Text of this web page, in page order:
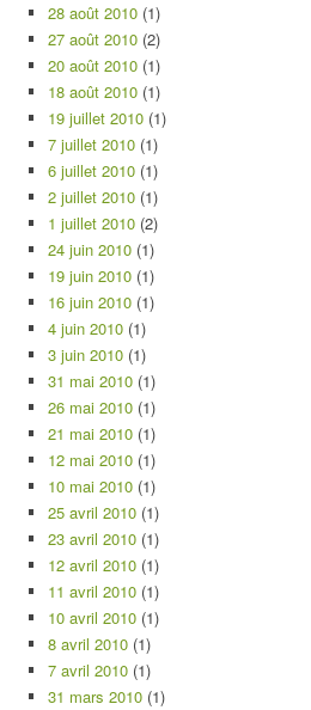
28 août 2010 (1)
27 août 2010 (2)
20 août 2010 (1)
18 août 2010 (1)
19 juillet 2010 (1)
7 juillet 2010 (1)
6 juillet 2010 (1)
2 juillet 2010 (1)
1 juillet 2010 (2)
24 juin 2010 (1)
19 juin 2010 (1)
16 juin 2010 (1)
4 juin 2010 (1)
3 juin 2010 (1)
31 mai 2010 (1)
26 mai 2010 (1)
21 mai 2010 (1)
12 mai 2010 (1)
10 mai 2010 (1)
25 avril 2010 (1)
23 avril 2010 (1)
12 avril 2010 (1)
11 avril 2010 (1)
10 avril 2010 (1)
8 avril 2010 (1)
7 avril 2010 (1)
31 mars 2010 (1)